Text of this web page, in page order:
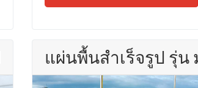
แผ่นพื้นสำเร็จรูป รุ่น